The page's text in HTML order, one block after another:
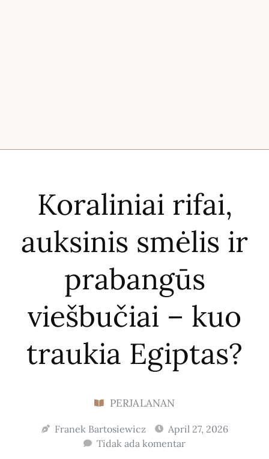
Koraliniai rifai,
auksinis smėlis ir
prabangūs
viešbučiai – kuo
traukia Egiptas?
PERJALANAN
Franek Bartosiewicz
April 27, 2026
Tidak ada komentar